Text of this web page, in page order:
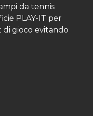
da tennis
PLAY-IT per
di gioco evitando